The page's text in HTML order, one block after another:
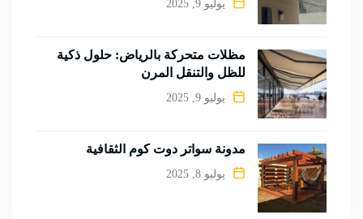
يوليو 9, 2025
مظلات متحركة بالرياض: حلول ذكية
للظل والتنقل المرن
يوليو 9, 2025
مدونة سواتر دوت كوم الثقافية
يوليو 8, 2025